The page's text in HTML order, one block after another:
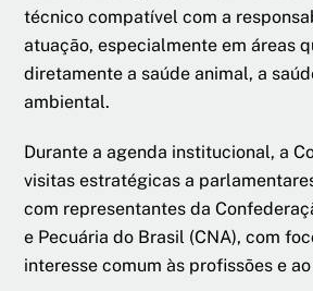
técnico compatível com a
atuação, especialmente em áreas
diretamente a saúde animal, a
ambiental.
Durante a agenda institucional, a
visitas estratégicas a
com representantes da
e Pecuária do Brasil (CNA), com
interesse comum às profissões e